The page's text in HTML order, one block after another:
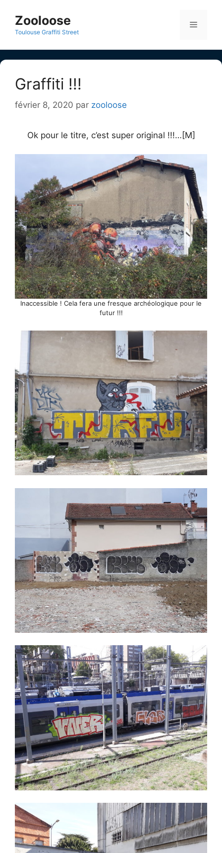
contenu
Zooloose
Toulouse Graffiti Street
Menu
Graffiti !!!
février 8, 2020 par zooloose
Ok pour le titre, c’est super original !!!…[M]
Inaccessible ! Cela fera une fresque archéologique pour le
futur !!!